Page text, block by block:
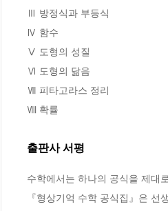
Ⅲ 방정식과 부등식
Ⅳ 함수
Ⅴ 도형의 성질
Ⅵ 도형의 닮음
Ⅶ 피타고라스 정리
Ⅷ 확률
출판사 서평
수학에서는 하나의 공식을 제대
『형상기억 수학 공식집』은